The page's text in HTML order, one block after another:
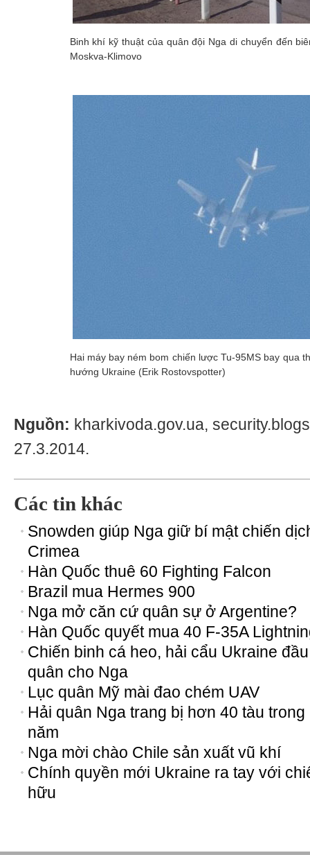
Binh khí kỹ thuật của quân đội Nga di chuyển đến
Moskva-Klimovo
Hai máy bay ném bom chiến lược Tu-95MS bay qua
hướng Ukraine (Erik Rostovspotter)
Nguồn: kharkivoda.gov.ua,
27.3.2014.
Các tin khác
Snowden giúp Nga giữ bí mật chiến
Crimea
Hàn Quốc thuê 60 Fighting Falcon
Brazil mua Hermes 900
Nga mở căn cứ quân sự ở Argentine?
Hàn Quốc quyết mua 40 F-35A
Chiến binh cá heo, hải cẩu Ukraine đầu
quân cho Nga
Lục quân Mỹ mài đao chém UAV
Hải quân Nga trang bị hơn 40 tàu trong
năm
Nga mời chào Chile sản xuất vũ khí
Chính quyền mới Ukraine ra tay với
hữu